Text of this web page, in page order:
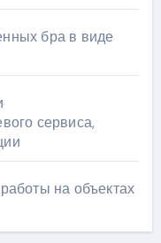
бра в виде
сервиса,
на объектах